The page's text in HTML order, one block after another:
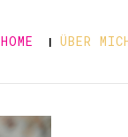
HOME ÜBER